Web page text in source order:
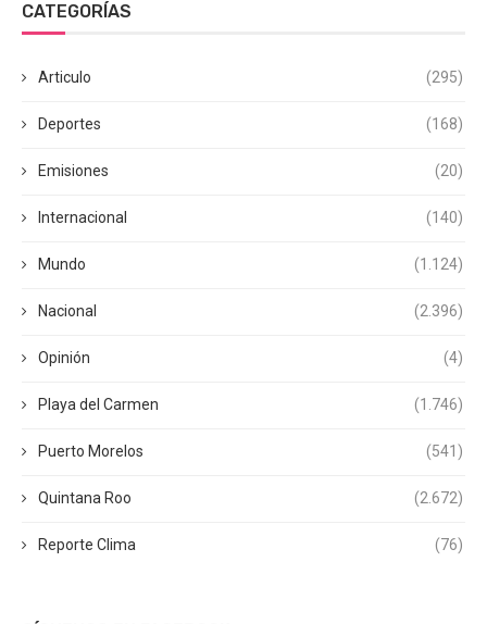
CATEGORÍAS
Articulo (295)
Deportes (168)
Emisiones (20)
Internacional (140)
Mundo (1.124)
Nacional (2.396)
Opinión (4)
Playa del Carmen (1.746)
Puerto Morelos (541)
Quintana Roo (2.672)
Reporte Clima (76)